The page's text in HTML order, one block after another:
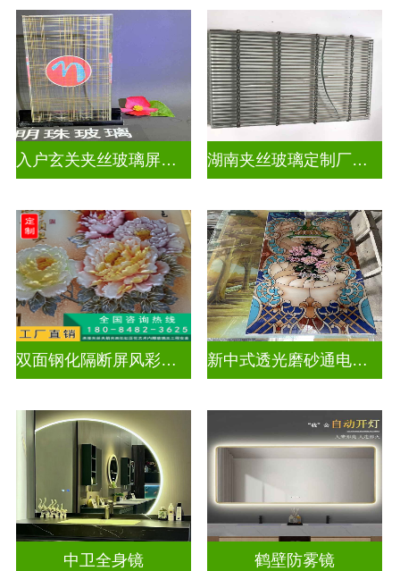
入户玄关夹丝玻璃屏风好不好 湖南夹丝玻璃定制厂家地址
双面钢化隔断屏风彩绘深雕浮雕玻璃 新中式透光磨砂通电深雕浮雕玻璃
中卫全身镜 鹤壁防雾镜